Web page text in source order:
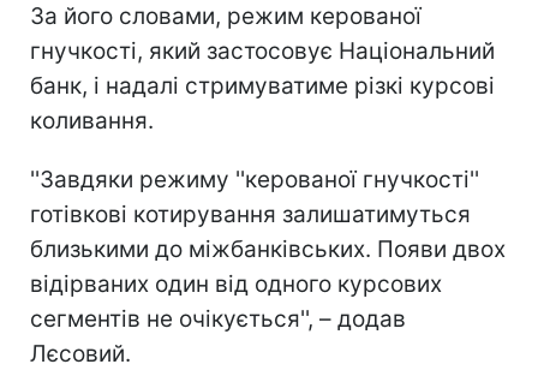
За його словами, режим керованої
гнучкості, який застосовує Національний
банк, і надалі стримуватиме різкі курсові
коливання.
''Завдяки режиму ''керованої гнучкості''
готівкові котирування залишатимуться
близькими до міжбанківських. Появи двох
відірваних один від одного курсових
сегментів не очікується'', – додав
Лєсовий.